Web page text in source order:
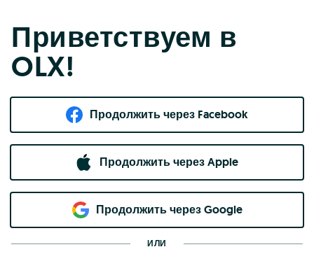
Приветствуем в
OLX!
Продолжить через Facebook
Продолжить через Apple
Продолжить через Google
ИЛИ